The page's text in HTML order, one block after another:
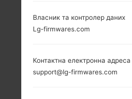
екрану до тіла)
480 x 854 пікселів
(~218 щільність
Власник та контролер даних
Lg-firmwares.com
Контактна електронна
support@lg-firmwares.com